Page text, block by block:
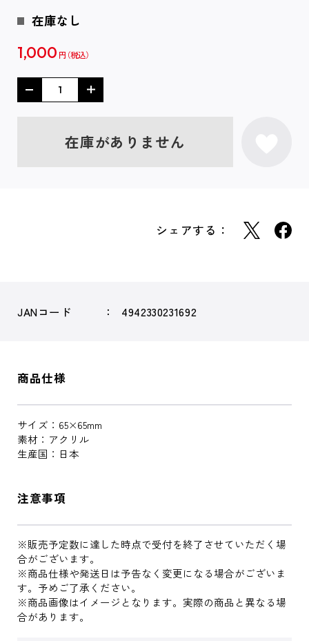
在庫なし
1,000 円
在庫がありません
シェアする：
JANコード 4942330231692
商品仕様
サイズ：65×65mm
素材：アクリル
生産国：日本
注意事項
※販売予定数に達した時点で受付を終了させていただく場
合がございます。
※商品仕様や発送日は予告なく変更になる場合がございま
す。予めご了承ください。
※商品画像はイメージとなります。実際の商品と異なる場
合があります。